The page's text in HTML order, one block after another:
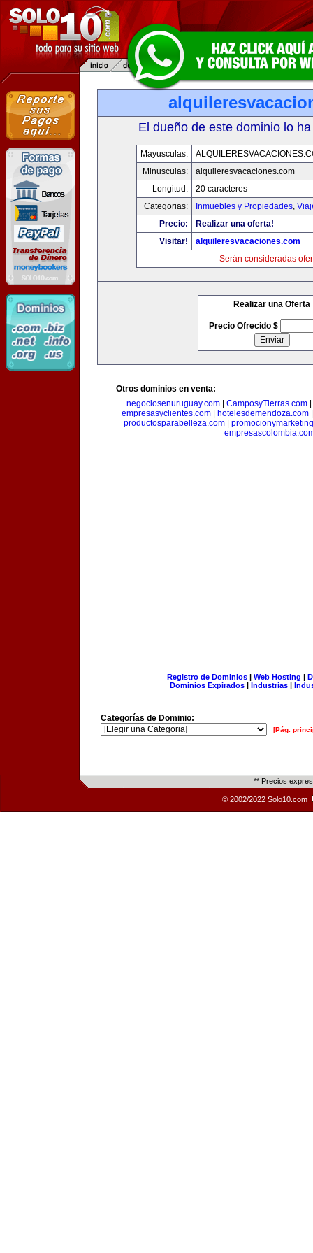
El dueño de este dominio lo
Mayusculas:
Minusculas:
alquileresvacaciones.com
Longitud:
20 caracteres
Categorias:
Inmuebles y Propiedades,
Precio:
Realizar una oferta!
Visitar!
alquileresvacaciones.com
Serán consideradas
Realizar una Oferta
Precio Ofrecido $
Otros dominios en venta:
negociosenuruguay.com
CamposyTierras.com
empresasyclientes.com
hotelesdemendoza.com
productosparabelleza.com
Registro de Dominios| Web Hosting |
Dominios Expirados | Industrias |
Categorías de Dominio:
[Pág.
** Precios
© 2002/2022 Solo10.com